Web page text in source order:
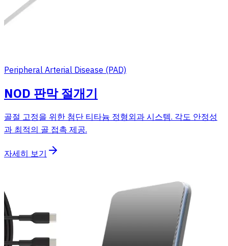
Peripheral Arterial Disease (PAD)
NOD 판막 절개기
골절 고정을 위한 첨단 티타늄 정형외과 시스템. 각도 안정성
과 최적의 골 접촉 제공.
자세히 보기